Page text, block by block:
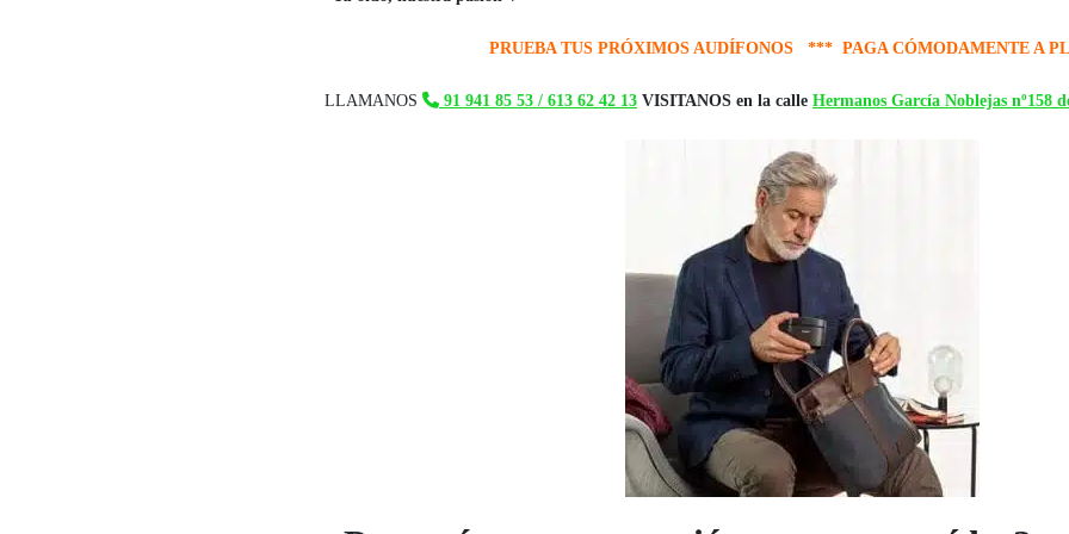
PRUEBA TUS PRÓXIMOS AUDÍFONOS *** PAGA CÓMODAMENTE A
LLAMANOS 91 941 85 53 / 613 62 42 13 VISITANOS en la calle Hermanos García Noblejas nº158